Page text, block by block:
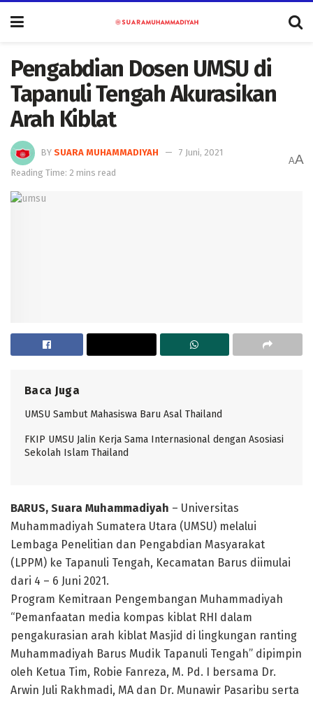
Pengabdian Dosen UMSU di
Tapanuli Tengah Akurasikan
Arah Kiblat
BY SUARA MUHAMMADIYAH
7 Juni, 2021
Reading Time: 2 mins read
AA
Baca Juga
UMSU Sambut Mahasiswa Baru Asal Thailand
FKIP UMSU Jalin Kerja Sama Internasional dengan Asosiasi
Sekolah Islam Thailand
BARUS, Suara Muhammadiyah – Universitas
Muhammadiyah Sumatera Utara (UMSU) melalui
Lembaga Penelitian dan Pengabdian Masyarakat
(LPPM) ke Tapanuli Tengah, Kecamatan Barus diimulai
dari 4 – 6 Juni 2021.
Program Kemitraan Pengembangan Muhammadiyah
“Pemanfaatan media kompas kiblat RHI dalam
pengakurasian arah kiblat Masjid di lingkungan ranting
Muhammadiyah Barus Mudik Tapanuli Tengah” dipimpin
oleh Ketua Tim, Robie Fanreza, M. Pd. I bersama Dr.
Arwin Juli Rakhmadi, MA dan Dr. Munawir Pasaribu serta